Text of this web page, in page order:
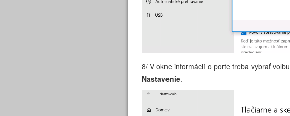
8/ V okne informácií o porte treba vybrať voľbu
Nastavenie.